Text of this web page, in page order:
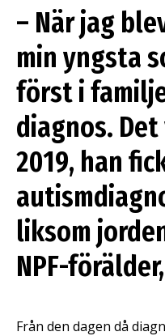
– När jag
min yngsta
först i
diagnos.
2019, han
liksom
NPF-
Från den dagen då